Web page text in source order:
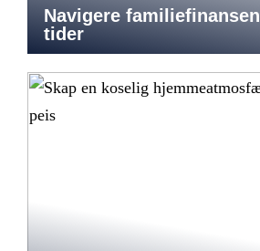
Navigere
tider